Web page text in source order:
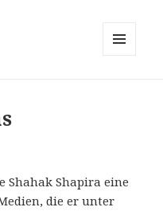
Shahak Shapira eine
die er unter